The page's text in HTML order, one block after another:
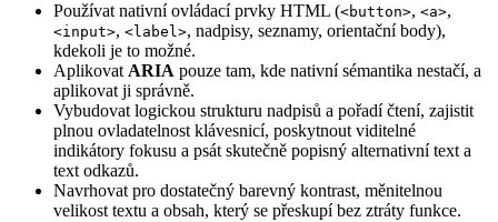
Používat nativní ovládací prvky HTML (<button>, <a>,
<input>, <label>, nadpisy, seznamy, orientační body),
kdekoli je to možné.
Aplikovat ARIA pouze tam, kde nativní sémantika nestačí, a
aplikovat ji správně.
Vybudovat logickou strukturu nadpisů a pořadí čtení, zajistit
plnou ovladatelnost klávesnicí, poskytnout viditelné
indikátory fokusu a psát skutečně popisný alternativní text a
text odkazů.
Navrhovat pro dostatečný barevný kontrast, měnitelnou
velikost textu a obsah, který se přeskupí bez ztráty funkce.